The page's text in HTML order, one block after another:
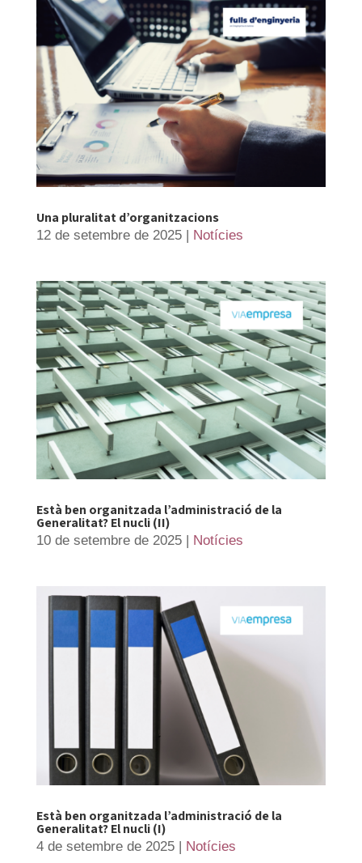
Una pluralitat d’organitzacions
12 de setembre de 2025| Notícies
Està ben organitzada l’administració de la
Generalitat? El nucli (II)
10 de setembre de 2025| Notícies
Està ben organitzada l’administració de la
Generalitat? El nucli (I)
4 de setembre de 2025| Notícies